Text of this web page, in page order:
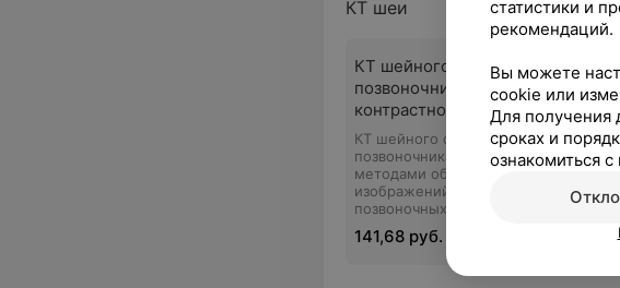
КТ шеи
КТ шейного отдела
позвоночника без
контрастного усиления
КТ шейного отдела
позвоночника со специальными
методами обработки
изображений (в том числе РКТ
позвоночных сегментов (7
без контрастного усиления на
рентгеновских компьютерных
томографах со спиральной
141,68 руб.
статистики и
рекомендаций.
Вы можете
cookie или
Для получения
сроках и
ознакомиться